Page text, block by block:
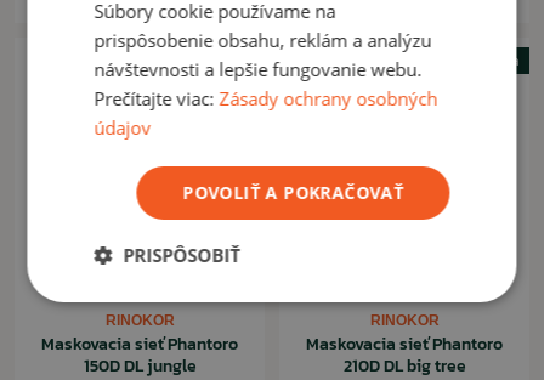
RINOKOR
Maskovacia sieť Phantoro
150D DL jungle
Novinka
RINOKOR
Maskovacia sieť Phantoro
210D DL big tree
Súbory cookie používame na
prispôsobenie obsahu, reklám a analýzu
návštevnosti a lepšie fungovanie webu.
Prečítajte viac:Zásady ochrany osobných
údajov
POVOLIŤ A POKRAČOVAŤ
PRISPÔSOBIŤ